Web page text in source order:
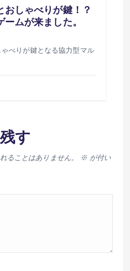
おしゃべりが鍵！？
ムが来ました。
べりが鍵となる協力型マル
す
ることはありません。 ※が付い